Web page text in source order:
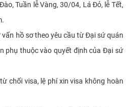
Tuần lễ Vàng, 30/04, Lá Đỏ, lễ Tết,
hồ sơ theo yêu cầu từ Đại sứ quán
phụ thuộc vào quyết định của Đại sứ
chối visa, lệ phí xin visa không hoàn